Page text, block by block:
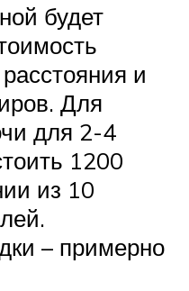
будет
и
Для
для 2-4
1200
из 10
– примерно